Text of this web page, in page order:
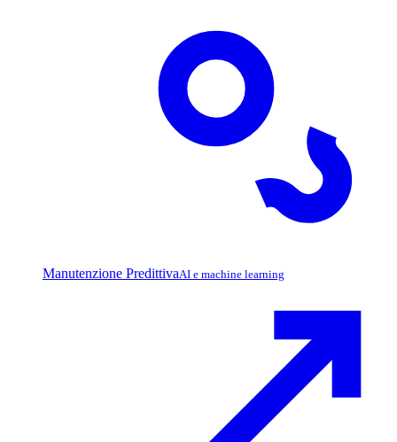
Manutenzione PredittivaAI e machine learning